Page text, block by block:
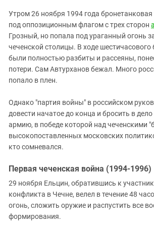
Утром 26 ноября 1994 года бронетанковая
под оппозиционным флагом с трех сторон
Грозный, но попала под ураганный огонь
чеченской столицы. В ходе
были полностью разбиты и рассеяны,
потери. Сам Автурханов бежал. Много
попало в плен.
Однако "партия войны" в российском
довести начатое до конца и бросить в
армию, в победе которой над чеченскими
высокопоставленных московских
кто сомневался.
Первая чеченская война (1994-1996)
29 ноября Ельцин, обратившись к
конфликта в Чечне, велел в течение 48
огонь, сложить оружие и распустить все
формирования.